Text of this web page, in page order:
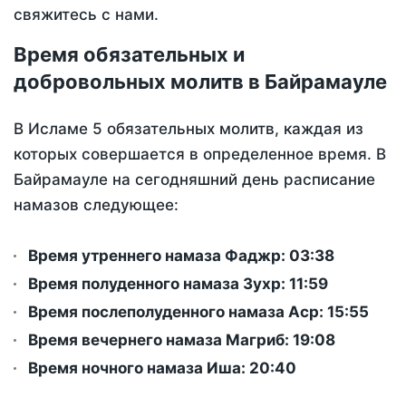
свяжитесь с нами.
Время обязательных и
добровольных молитв в Байрамауле
В Исламе 5 обязательных молитв, каждая из
которых совершается в определенное время. В
Байрамауле на сегодняшний день расписание
намазов следующее:
Время утреннего намаза Фаджр: 03:38
Время полуденного намаза Зухр: 11:59
Время послеполуденного намаза Аср: 15:55
Время вечернего намаза Магриб: 19:08
Время ночного намаза Иша: 20:40